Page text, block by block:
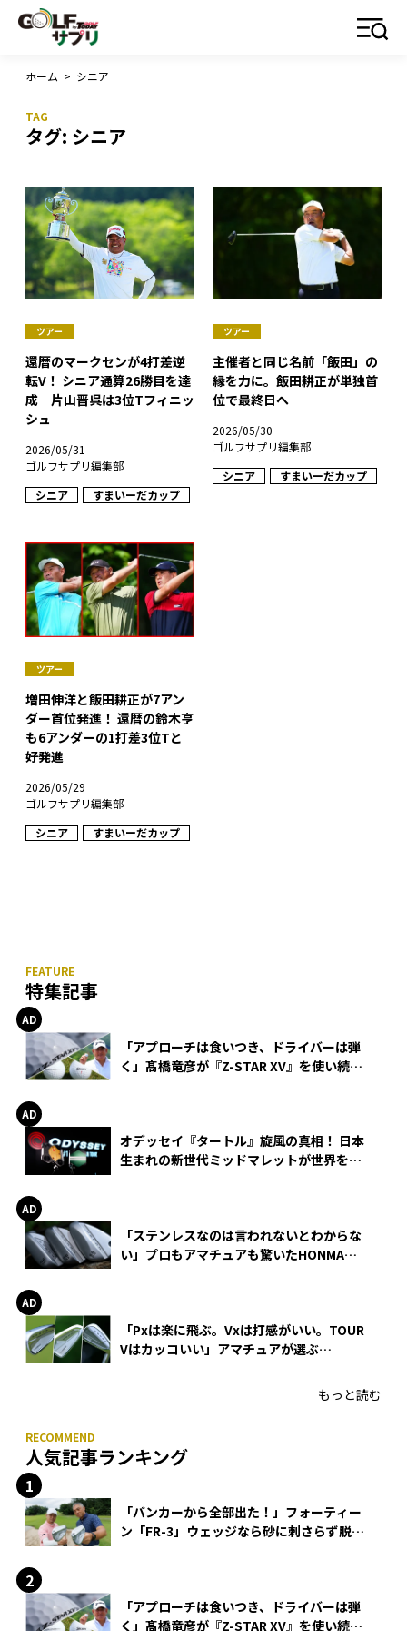
ホーム > シニア
タグ: シニア
ツアー
還暦のマークセンが4打差逆
転V！ シニア通算26勝目を達
成 片山晋呉は3位Tフィニッ
シュ
2026/05/31
ゴルフサプリ編集部
シニア
すまいーだカップ
ツアー
主催者と同じ名前「飯田」の
縁を力に。飯田耕正が単独首
位で最終日へ
2026/05/30
ゴルフサプリ編集部
シニア
すまいーだカップ
ツアー
増田伸洋と飯田耕正が7アン
ダー首位発進！ 還暦の鈴木亨
も6アンダーの1打差3位Tと
好発進
2026/05/29
ゴルフサプリ編集部
シニア
すまいーだカップ
特集記事
「アプローチは食いつき、ドライバーは弾
く」髙橋竜彦が『Z-STAR XV』を使い続け
オデッセイ『タートル』旋風の真相！ 日本
生まれの新世代ミッドマレットが世界を席
「ステンレスなのは言われないとわからな
い」プロもアマチュアも驚いたHONMA
「Pxは楽に飛ぶ。Vxは打感がいい。TOUR
Vはカッコいい」アマチュアが選ぶ
もっと読む
人気記事ランキング
「バンカーから全部出た！」フォーティー
ン「FR-3」ウェッジなら砂に刺さらず脱出
「アプローチは食いつき、ドライバーは弾
く」髙橋竜彦が『Z-STAR XV』を使い続け